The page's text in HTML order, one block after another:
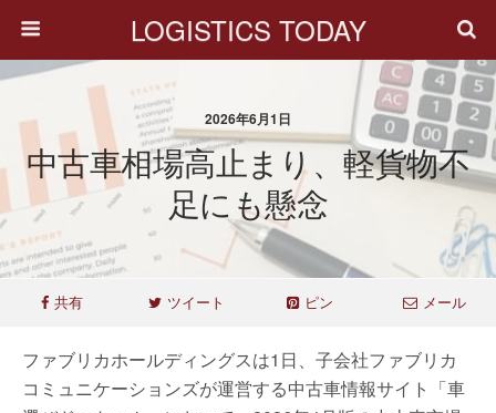
LOGISTICS TODAY
2026年6月1日
中古車相場高止まり、軽貨物不
足にも懸念
共有 ツイート ピン メール
ファブリカホールディングスは1日、子会社ファブリカ
コミュニケーションズが運営する中古車情報サイト「車